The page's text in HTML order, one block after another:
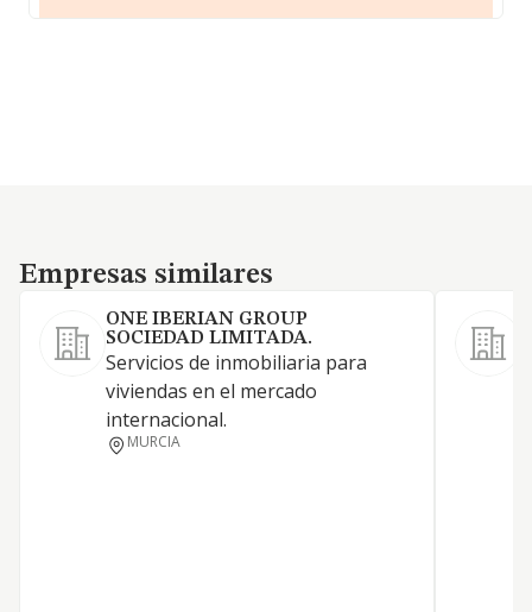
Empresas similares
Empresas similares
ONE IBERIAN GROUP
SOCIEDAD LIMITADA.
Servicios de inmobiliaria para
viviendas en el mercado
internacional.
MURCIA